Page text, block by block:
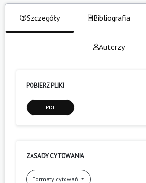
Szczegóły Bibliografia
Autorzy
POBIERZ PLIKI
PDF
ZASADY CYTOWANIA
Formaty cytowań